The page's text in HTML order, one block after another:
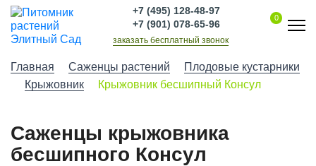
+7 (495) 128-48-97
+7 (901) 078-65-96
заказать бесплатный звонок
0
Главная Саженцы растений
Плодовые кустарники
Крыжовник
Крыжовник бесшипный Консул
Саженцы крыжовника
бесшипного Консул